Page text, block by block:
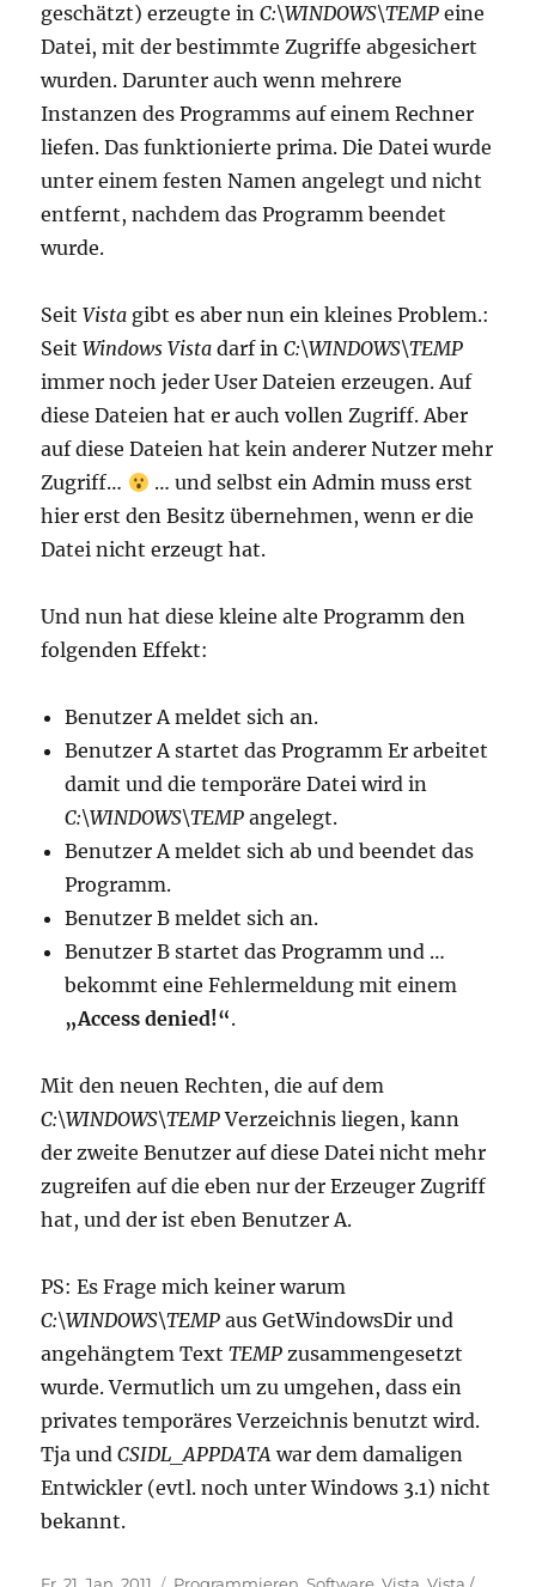
geschätzt) erzeugte inC:\WINDOWS\TEMPeine
Datei, mit der bestimmte Zugriffe abgesichert
wurden. Darunter auch wenn mehrere
Instanzen des Programms auf einem Rechner
liefen. Das funktionierte prima. Die Datei wurde
unter einem festen Namen angelegt und nicht
entfernt, nachdem das Programm beendet
wurde.
SeitVista gibt es aber nun ein kleines Problem.:
SeitWindows Vistadarf inC:\WINDOWS\TEMP
immer noch jeder User Dateien erzeugen. Auf
diese Dateien hat er auch vollen Zugriff. Aber
auf diese Dateien hat kein anderer Nutzer mehr
Zugriff…
… und selbst ein Admin muss erst
hier erst den Besitz übernehmen, wenn er die
Datei nicht erzeugt hat.
Und nun hat diese kleine alte Programm den
folgenden Effekt:
Benutzer A meldet sich an.
Benutzer A startet das Programm Er arbeitet
damit und die temporäre Datei wird in
C:\WINDOWS\TEMPangelegt.
Benutzer A meldet sich ab und beendet das
Programm.
Benutzer B meldet sich an.
Benutzer B startet das Programm und …
bekommt eine Fehlermeldung mit einem
„Access denied!“.
Mit den neuen Rechten, die auf dem
C:\WINDOWS\TEMPVerzeichnis liegen, kann
der zweite Benutzer auf diese Datei nicht mehr
zugreifen auf die eben nur der Erzeuger Zugriff
hat, und der ist eben Benutzer A.
PS: Es Frage mich keiner warum
C:\WINDOWS\TEMPaus GetWindowsDir und
angehängtem TextTEMPzusammengesetzt
wurde. Vermutlich um zu umgehen, dass ein
privates temporäres Verzeichnis benutzt wird.
Tja undCSIDL_APPDATAwar dem damaligen
Entwickler (evtl. noch unter Windows 3.1) nicht
bekannt.
Veröffentlicht
Kategorien